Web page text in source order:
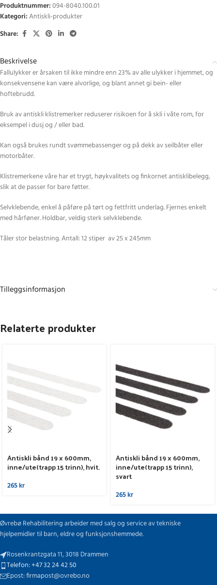
Produktnummer:094-8040.100.01
Kategori:Antiskli-produkter
Share:
Beskrivelse
Fallulykker er årsaken til ikke mindre enn 23% av alle ulykker i hjemmet, og
konsekvensene kan være alvorlige, og blant annet gi bein- eller
hoftebrudd.
Bruk av antiskli klistremerker reduserer risikoen for å skli i våte rom, for
eksempel i dusj og / eller bad.
Kan også brukes rundt svømmebassenger og på dekk av seilbåter eller
motorbåter.
Klistremerkene våre har et trygt, høykvalitets og finkornet antisklibelegg,
slik at de passer for bare føtter.
Selvklebende, enkel å påføre på tørt og fettfritt underlag. Fjernes enkelt
med hårføner. Holdbar, veldig sterk selvklebende.
Tåler stor belastning. Antall: 12 stiper av 25 x 245mm
Tilleggsinformasjon
Relaterte produkter
Antiskli bånd 19 x 600mm,
inne/ute(trapp 15 trinn), hvit.
265kr
Antiskli bånd 19 x 600mm,
inne/ute(trapp 15 trinn),
svart
265kr
Øvrebø Rehabilitering arbeider med salg og service av tekniske
hjelpemidler til barn, eldre og funksjonshemmede.
Rosenkrantzgata 11, 3018 Drammen
Telefon: +47 32 24 42 50
Epost: firmapost@ovrebo.no